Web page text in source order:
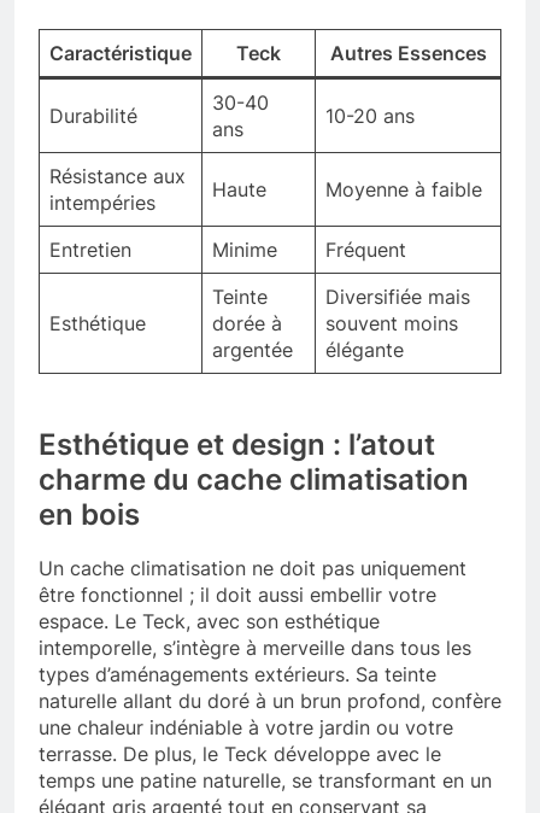
Caractéristique Teck Autres Essences
Durabilité
30-40
ans
10-20 ans
Résistance aux
intempéries
Haute Moyenne à faible
Entretien Minime Fréquent
Esthétique
Teinte
dorée à
argentée
Diversifiée mais
souvent moins
élégante
Esthétique et design : l’atout
charme du cache climatisation
en bois
Un cache climatisation ne doit pas uniquement
être fonctionnel ; il doit aussi embellir votre
espace. Le Teck, avec son esthétique
intemporelle, s’intègre à merveille dans tous les
types d’aménagements extérieurs. Sa teinte
naturelle allant du doré à un brun profond, confère
une chaleur indéniable à votre jardin ou votre
terrasse. De plus, le Teck développe avec le
temps une patine naturelle, se transformant en un
élégant gris argenté tout en conservant sa